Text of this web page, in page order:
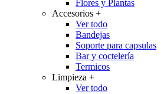
Flores y Plantas
Accesorios +
Ver todo
Bandejas
Soporte para capsulas
Bar y coctelería
Termicos
Limpieza +
Ver todo